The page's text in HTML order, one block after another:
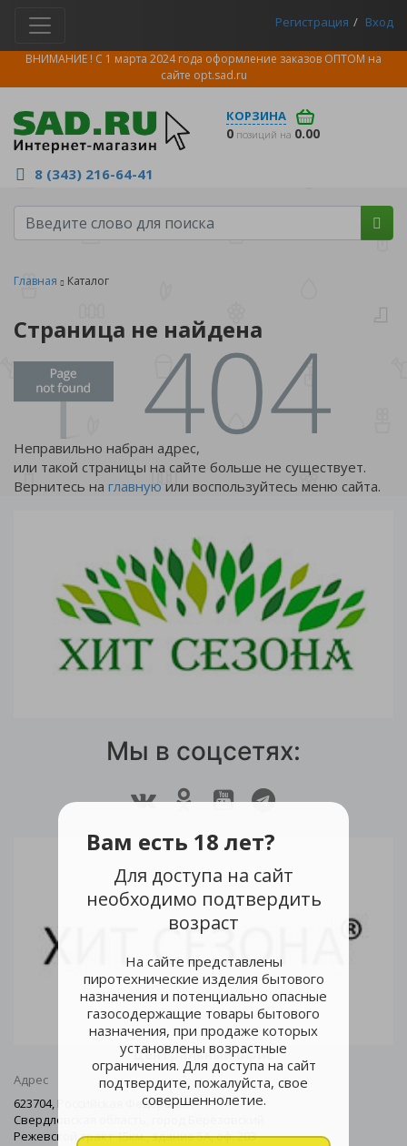
Вам есть 18 лет?
Для доступа на сайт
необходимо подтвердить
возраст
На сайте представлены
пиротехнические изделия бытового
назначения и потенциально опасные
газосодержащие товары бытового
назначения, при продаже которых
установлены возрастные
ограничения. Для доступа на сайт
подтвердите, пожалуйста, свое
совершеннолетие.
Регистрация Вход
ВНИМАНИЕ ! С 1 марта 2024 года оформление заказов ОПТОМ на
сайте opt.sad.ru
КОРЗИНА
0 позиций на 0.00
8 (343) 216-64-41
Главная Каталог
Страница не найдена
Неправильно набран адрес,
или такой страницы на сайте больше не существует.
Вернитесь на главную или воспользуйтесь меню сайта.
Мы в соцсетях:
Центральный офис
Адрес
623704, Российская Федерация,
Свердловская область, город Березовский
Режевской тракт 15км., здание 5А, оф. 203